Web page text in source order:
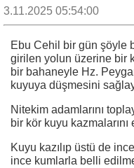
3.11.2025 05:54:00
Ebu Cehil bir gün şöyle
girilen yolun üzerine bir
bir bahaneyle Hz.
kuyuya düşmesini
Nitekim adamlarını
bir kör kuyu kazmalarını
Kuyu kazılıp üstü de
ince kumlarla belli